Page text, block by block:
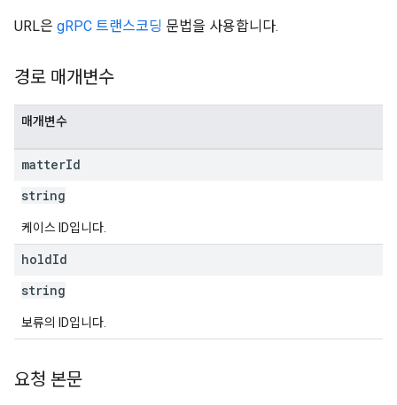
URL은 gRPC 트랜스코딩 문법을 사용합니다.
경로 매개변수
매개변수
matterId
string
케이스 ID입니다.
holdId
string
보류의 ID입니다.
요청 본문